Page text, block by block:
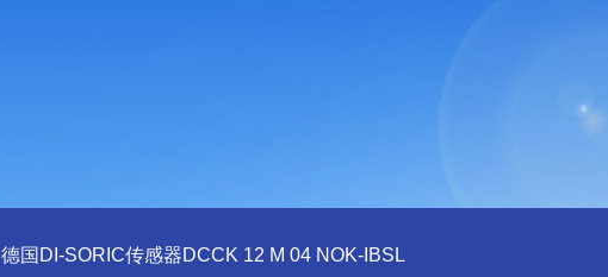
德国DI-SORIC传感器DCCK 12 M 04 NOK-IBSL 德国DI-SORIC传感